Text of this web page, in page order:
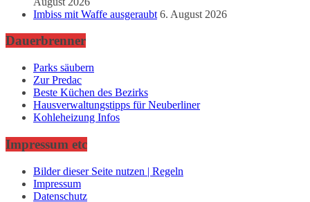
Imbiss mit Waffe ausgeraubt 6. August 2026
Dauerbrenner
Parks säubern
Zur Predac
Beste Küchen des Bezirks
Hausverwaltungstipps für Neuberliner
Kohleheizung Infos
Impressum etc
Bilder dieser Seite nutzen | Regeln
Impressum
Datenschutz